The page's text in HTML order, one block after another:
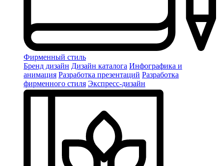
Фирменный стиль
Бренд дизайн Дизайн каталога Инфографика и
анимация Разработка презентаций Разработка
фирменного стиля Экспресс-дизайн